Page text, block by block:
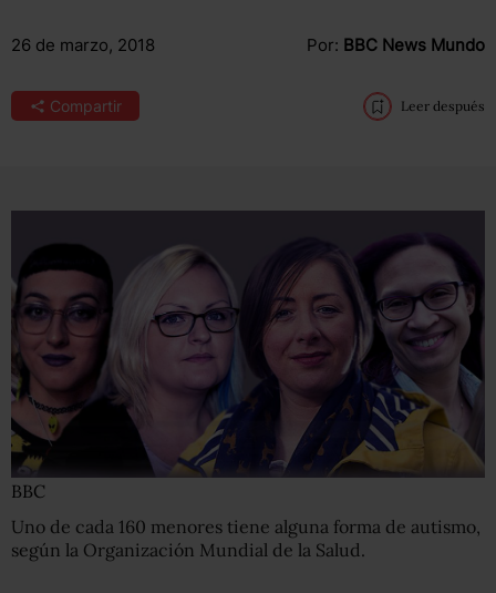
26 de marzo, 2018 Por: BBC News Mundo
Compartir Leer después
BBC
Uno de cada 160 menores tiene alguna forma de autismo,
según la Organización Mundial de la Salud.